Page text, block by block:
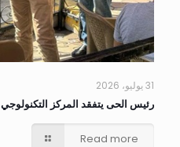
31 يوليو، 2026
رئيس الحى يتفقد المركز التكنولوجي 31/7/2026
Read more